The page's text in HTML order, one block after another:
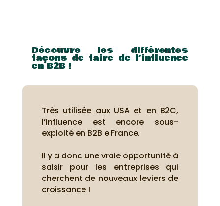
Découvre les différentes
façons de faire de l’influence
en B2B !
Très utilisée aux USA et en B2C,
l’influence est encore sous-
exploité en B2B e France.
Il y a donc une vraie opportunité à
saisir pour les entreprises qui
cherchent de nouveaux leviers de
croissance !